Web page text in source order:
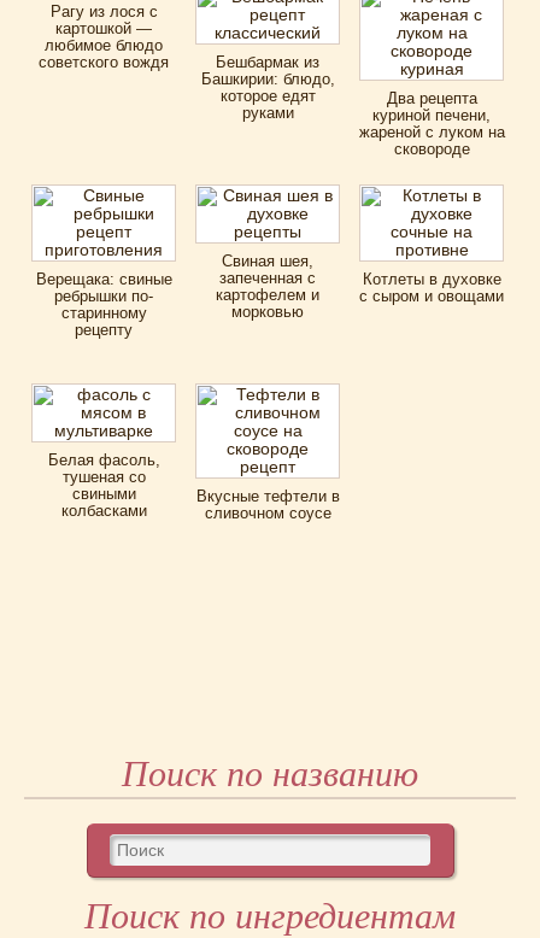
Рагу из лося с
картошкой —
любимое блюдо
советского вождя
Бешбармак из
Башкирии: блюдо,
которое едят
руками
Два рецепта
куриной печени,
жареной с луком на
сковороде
Верещака: свиные
ребрышки по-
старинному
рецепту
Свиная шея,
запеченная с
картофелем и
морковью
Котлеты в духовке
с сыром и овощами
Белая фасоль,
тушеная со
свиными
колбасками
Вкусные тефтели в
сливочном соусе
Поиск по названию
Поиск по ингредиентам